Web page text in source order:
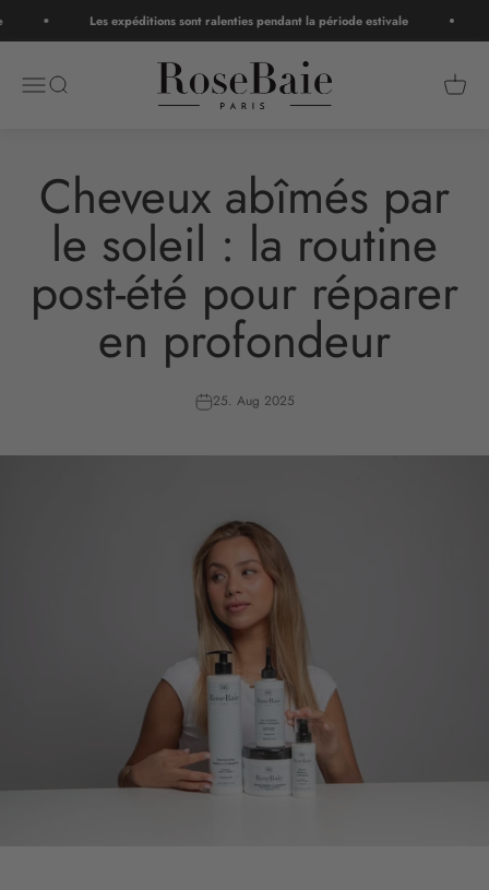
Zum Inhalt springenLes expéditions sont ralenties pendant la période estivale
Navigationsmenü öffnen
Suche öffnen
RoseBaie Paris
Cheveux abîmés par
le soleil : la routine
post-été pour réparer
en profondeur
25. Aug 2025